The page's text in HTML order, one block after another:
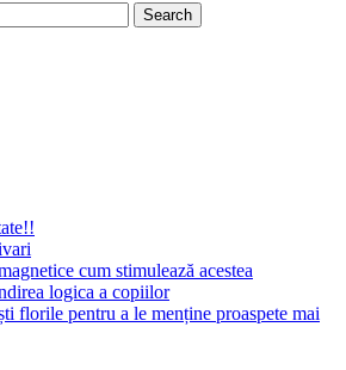
cum stimulează acestea
logica a copiilor
florile pentru a le menține proaspete mai